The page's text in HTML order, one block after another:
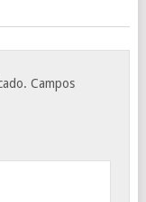
Campos